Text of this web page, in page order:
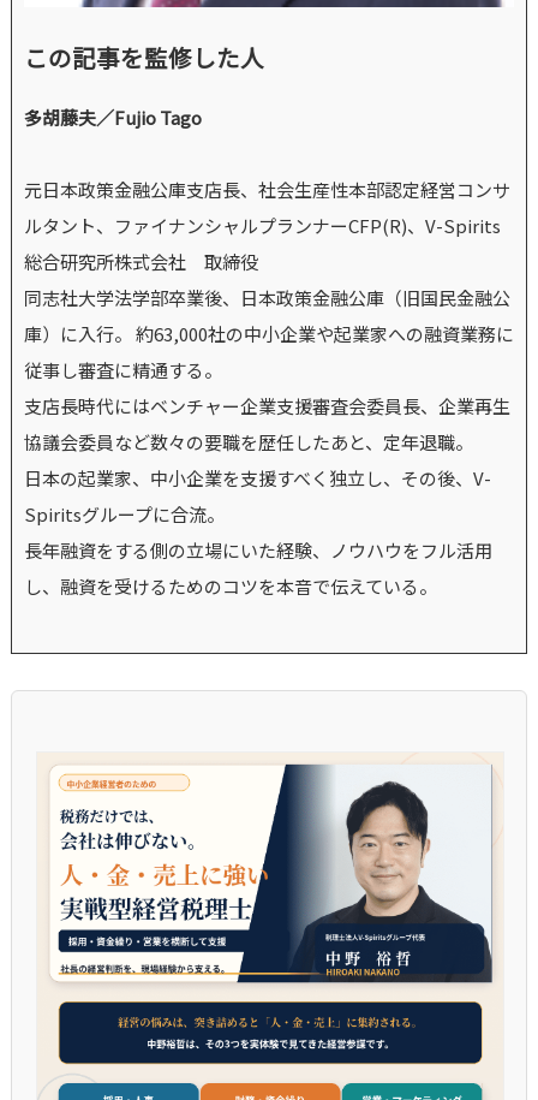
この記事を監修した人
多胡藤夫／Fujio Tago
元日本政策金融公庫支店長、社会生産性本部認定経営コンサ
ルタント、ファイナンシャルプランナーCFP(R)、V-Spirits
総合研究所株式会社 取締役
同志社大学法学部卒業後、日本政策金融公庫（旧国民金融公
庫）に入行。 約63,000社の中小企業や起業家への融資業務に
従事し審査に精通する。
支店長時代にはベンチャー企業支援審査会委員長、企業再生
協議会委員など数々の要職を歴任したあと、定年退職。
日本の起業家、中小企業を支援すべく独立し、その後、V-
Spiritsグループに合流。
長年融資をする側の立場にいた経験、ノウハウをフル活用
し、融資を受けるためのコツを本音で伝えている。